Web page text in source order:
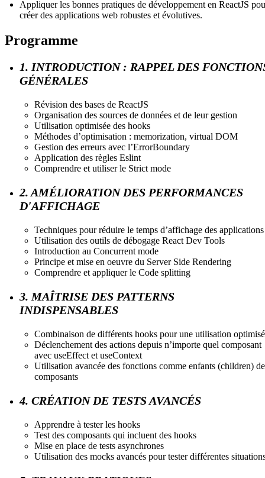
Appliquer les bonnes pratiques de développement en ReactJS
créer des applications web robustes et évolutives.
Programme
1. INTRODUCTION : RAPPEL DES
GÉNÉRALES
Révision des bases de ReactJS
Organisation des sources de données et de leur gestion
Utilisation optimisée des hooks
Méthodes d’optimisation : memorization, virtual DOM
Gestion des erreurs avec l’ErrorBoundary
Application des règles Eslint
Comprendre et utiliser le Strict mode
2. AMÉLIORATION DES PERFORMANCES
D'AFFICHAGE
Techniques pour réduire le temps d’affichage des applications
Utilisation des outils de débogage React Dev Tools
Introduction au Concurrent mode
Principe et mise en oeuvre du Server Side Rendering
Comprendre et appliquer le Code splitting
3. MAÎTRISE DES PATTERNS
INDISPENSABLES
Combinaison de différents hooks pour une utilisation
Déclenchement des actions depuis n’importe quel composant
avec useEffect et useContext
Utilisation avancée des fonctions comme enfants (children)
composants
4. CRÉATION DE TESTS AVANCÉS
Apprendre à tester les hooks
Test des composants qui incluent des hooks
Mise en place de tests asynchrones
Utilisation des mocks avancés pour tester différentes